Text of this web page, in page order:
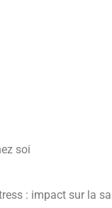
soi
: impact sur la